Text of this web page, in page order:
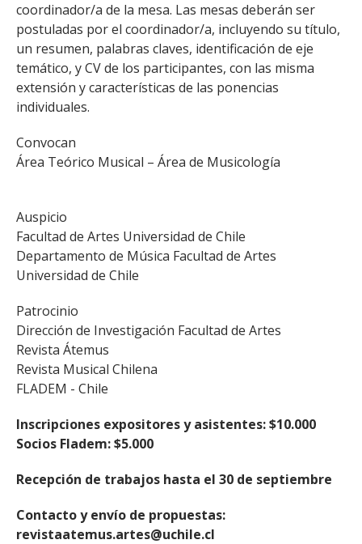
coordinador/a de la mesa. Las mesas deberán ser
postuladas por el coordinador/a, incluyendo su título,
un resumen, palabras claves, identificación de eje
temático, y CV de los participantes, con las misma
extensión y características de las ponencias
individuales.
Convocan
Área Teórico Musical – Área de Musicología
Auspicio
Facultad de Artes Universidad de Chile
Departamento de Música Facultad de Artes
Universidad de Chile
Patrocinio
Dirección de Investigación Facultad de Artes
Revista Átemus
Revista Musical Chilena
FLADEM - Chile
Inscripciones expositores y asistentes: $10.000
Socios Fladem: $5.000
Recepción de trabajos hasta el 30 de septiembre
Contacto y envío de propuestas:
revistaatemus.artes@uchile.cl